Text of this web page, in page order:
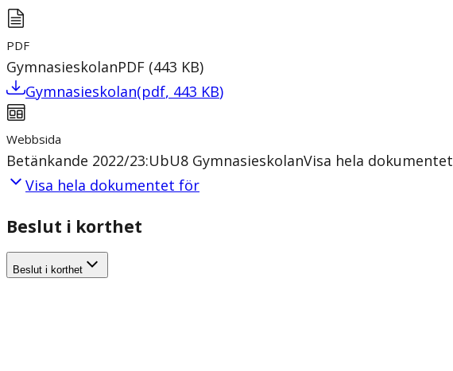
PDF
GymnasieskolanPDF (443 KB)
Gymnasieskolan(pdf, 443 KB)
Webbsida
Betänkande 2022/23:UbU8 GymnasieskolanVisa hela dokumentet
Visa hela dokumentet för
Beslut i korthet
Beslut i korthet